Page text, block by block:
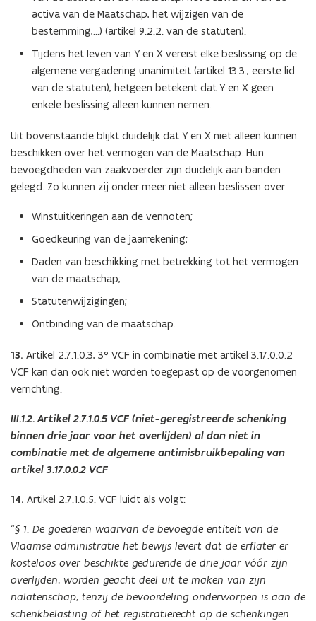
activa van de Maatschap, het wijzigen van de
bestemming,…) (artikel 9.2.2. van de statuten).
Tijdens het leven van Y en X vereist elke beslissing op de
algemene vergadering unanimiteit (artikel 13.3., eerste lid
van de statuten), hetgeen betekent dat Y en X geen
enkele beslissing alleen kunnen nemen.
Uit bovenstaande blijkt duidelijk dat Y en X niet alleen kunnen
beschikken over het vermogen van de Maatschap. Hun
bevoegdheden van zaakvoerder zijn duidelijk aan banden
gelegd. Zo kunnen zij onder meer niet alleen beslissen over:
Winstuitkeringen aan de vennoten;
Goedkeuring van de jaarrekening;
Daden van beschikking met betrekking tot het vermogen
van de maatschap;
Statutenwijzigingen;
Ontbinding van de maatschap.
13. Artikel 2.7.1.0.3, 3° VCF in combinatie met artikel 3.17.0.0.2
VCF kan dan ook niet worden toegepast op de voorgenomen
verrichting.
III.1.2. Artikel 2.7.1.0.5 VCF (niet-geregistreerde schenking
binnen drie jaar voor het overlijden) al dan niet in
combinatie met de algemene antimisbruikbepaling van
artikel 3.17.0.0.2 VCF
14. Artikel 2.7.1.0.5. VCF luidt als volgt:
“§ 1. De goederen waarvan de bevoegde entiteit van de
Vlaamse administratie het bewijs levert dat de erflater er
kosteloos over beschikte gedurende de drie jaar vóór zijn
overlijden, worden geacht deel uit te maken van zijn
nalatenschap, tenzij de bevoordeling onderworpen is aan de
schenkbelasting of het registratierecht op de schenkingen